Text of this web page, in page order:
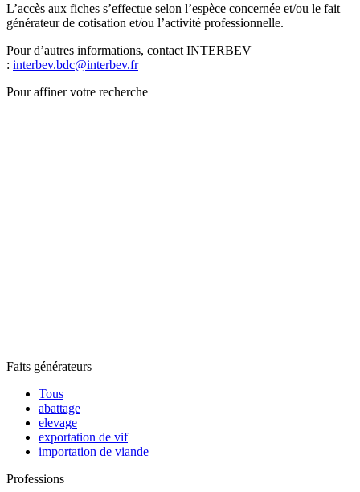
L’accès aux fiches s’effectue selon l’espèce concernée et/ou le fait
générateur de cotisation et/ou l’activité professionnelle.
Pour d’autres informations, contact INTERBEV
: interbev.bdc@interbev.fr
Pour affiner votre recherche
Faits générateurs
Tous
abattage
elevage
exportation de vif
importation de viande
Professions